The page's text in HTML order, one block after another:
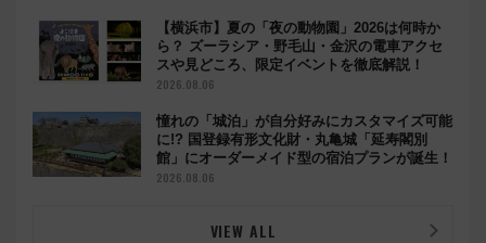
【横浜市】夏の「夜の動物園」2026は何時か
ら？ ズーラシア・野毛山・金沢の電車アクセ
スや見どころ、限定イベントを徹底解説！
2026.08.06
憧れの「城泊」が自分好みにカスタマイズ可能
に!? 国登録有形文化財・丸亀城「延寿閣別
館」にオーダーメイド型の宿泊プランが誕生！
2026.08.06
VIEW ALL